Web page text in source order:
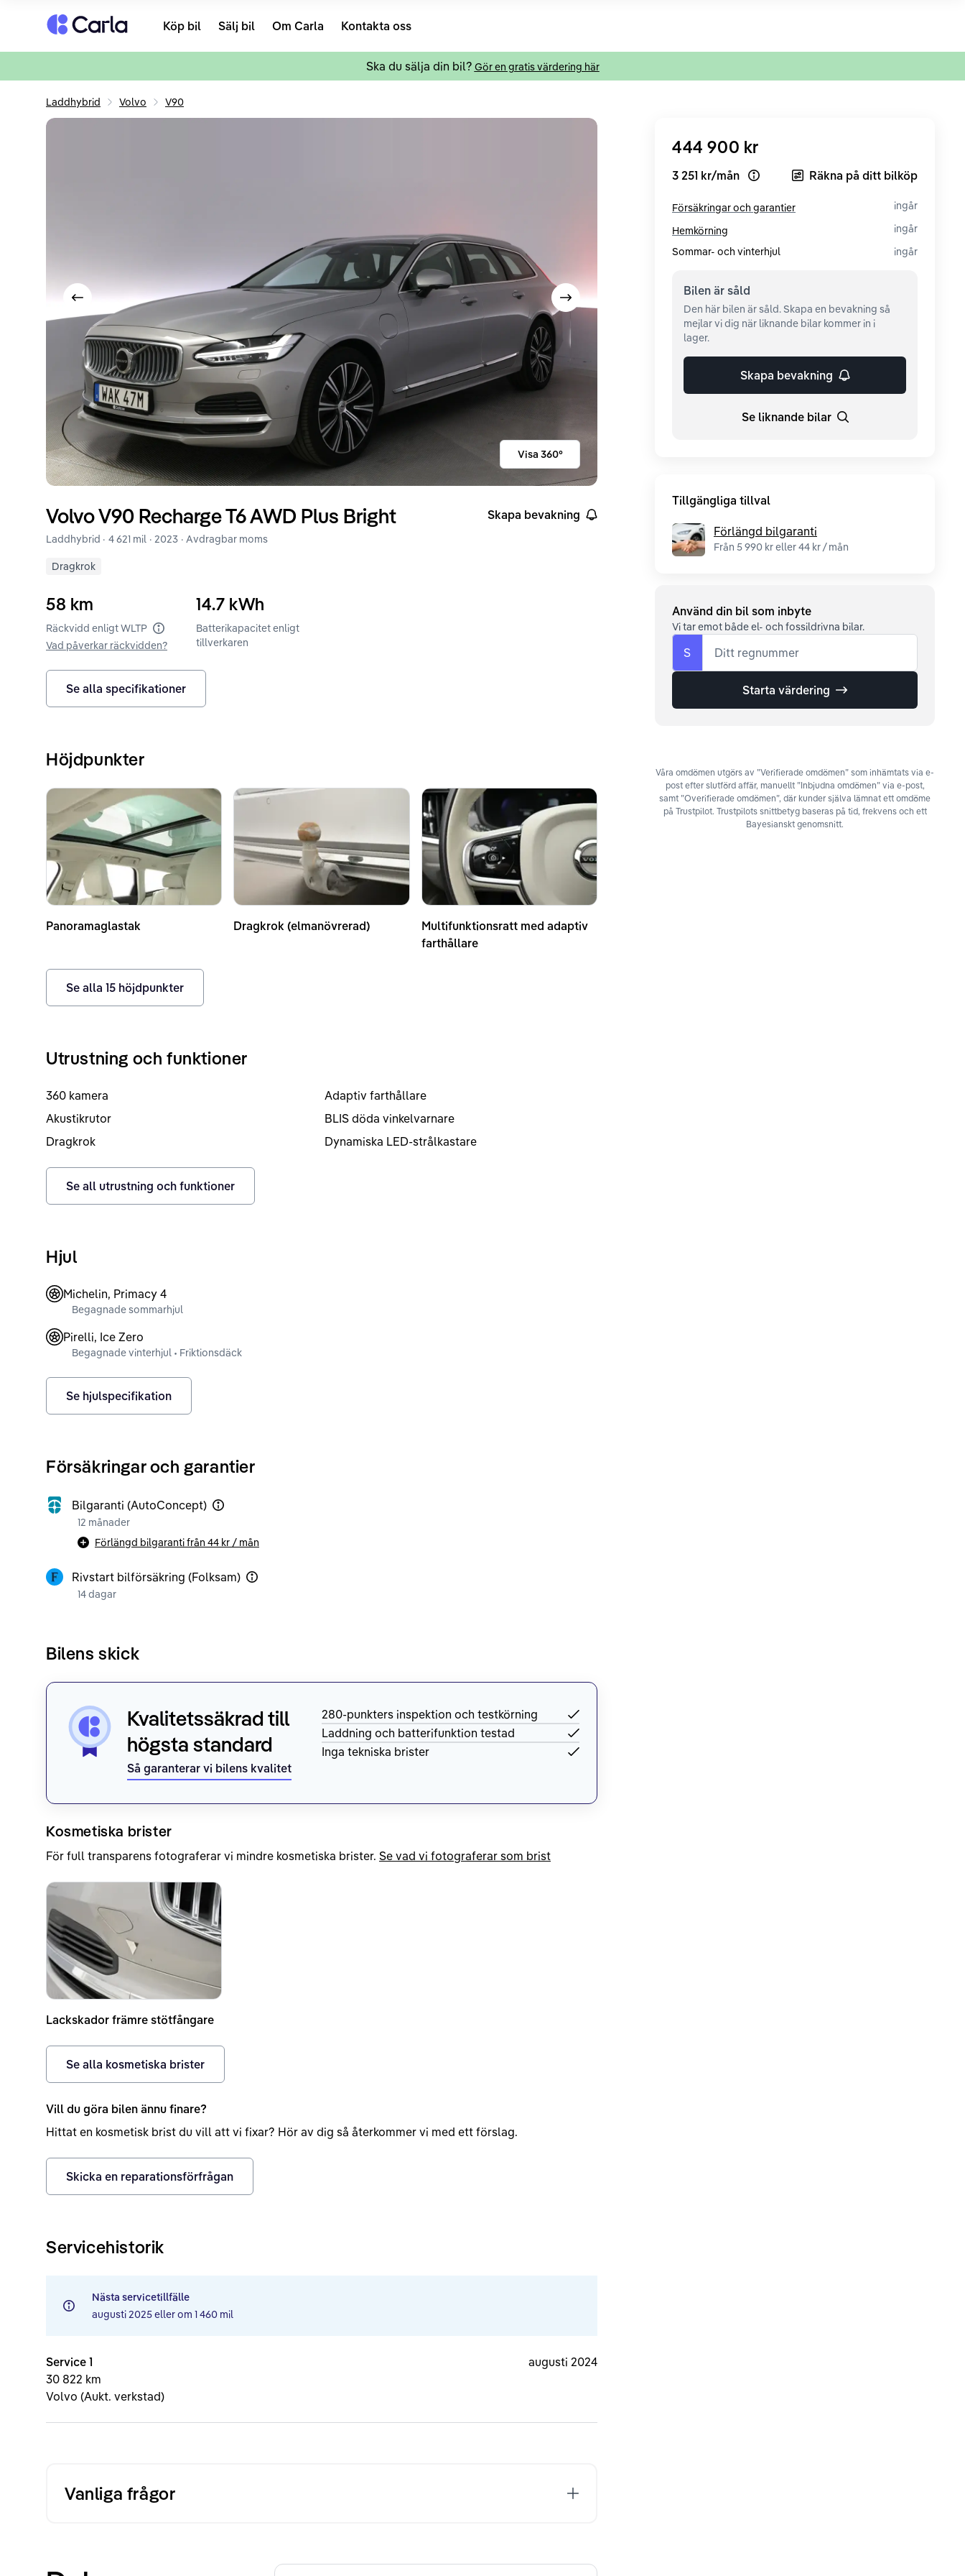
Tillbaka till startsidan Köp bil Sälj bil Om Carla Kontakta oss
Ska du sälja din bil? Gör en gratis värdering här
Laddhybrid Volvo V90
Visa föregående bild Visa nästa bild
Visa 360°
VolvoV90 Recharge T6 AWD Plus Bright Skapa bevakning
Laddhybrid · 4 621 mil · 2023 · Avdragbar moms
Dragkrok
58 km
Räckvidd enligt WLTP
Vad påverkar räckvidden?
14.7 kWh
Batterikapacitet enligt
tillverkaren
Se alla specifikationer
Höjdpunkter
Panoramaglastak Dragkrok (elmanövrerad)
Multifunktionsratt med adaptiv
farthållare
Se alla 15 höjdpunkter
Utrustning och funktioner
360 kamera
Adaptiv farthållare
Akustikrutor
BLIS döda vinkelvarnare
Dragkrok
Dynamiska LED-strålkastare
Se all utrustning och funktioner
Hjul
Michelin, Primacy 4
Begagnade sommarhjul
Pirelli, Ice Zero
Begagnade vinterhjul • Friktionsdäck
Se hjulspecifikation
Försäkringar och garantier
Bilgaranti (AutoConcept)
12 månader
Förlängd bilgaranti från 44 kr / mån
Rivstart bilförsäkring (Folksam)
14 dagar
Bilens skick
Kvalitetssäkrad till
högsta standard
Så garanterar vi bilens kvalitet
280-punkters inspektion och testkörning
Laddning och batterifunktion testad
Inga tekniska brister
Kosmetiska brister
För full transparens fotograferar vi mindre kosmetiska brister. Se vad vi fotograferar som brist
Lackskador främre stötfångare
Se alla kosmetiska brister
Vill du göra bilen ännu finare?
Hittat en kosmetisk brist du vill att vi fixar? Hör av dig så återkommer vi med ett förslag.
Skicka en reparationsförfrågan
Servicehistorik
Nästa servicetillfälle
augusti 2025eller om 1 460 mil
Service 1
30 822 km
Volvo (Aukt. verkstad)
augusti 2024
Vanliga frågor
444 900 kr
3 251 kr/mån Open loan exampleRäkna på ditt bilköp
Försäkringar och garantier
ingår
Hemkörning
ingår
Sommar- och vinterhjul
ingår
Bilen är såld
Den här bilen är såld. Skapa en bevakning så
mejlar vi dig när liknande bilar kommer in i
lager.
Skapa bevakning
Se liknande bilar
Tillgängliga tillval
Förlängd bilgaranti
Från 5 990 kr eller 44 kr / mån
Använd din bil som inbyte
Vi tar emot både el- och fossildrivna bilar.
S Ditt regnummer
Starta värdering
Våra omdömen utgörs av ”Verifierade omdömen” som inhämtats via e-
post efter slutförd affär, manuellt ”Inbjudna omdömen” via e-post,
samt ”Overifierade omdömen”, där kunder själva lämnat ett omdöme
på Trustpilot. Trustpilots snittbetyg baseras på tid, frekvens och ett
Bayesianskt genomsnitt.